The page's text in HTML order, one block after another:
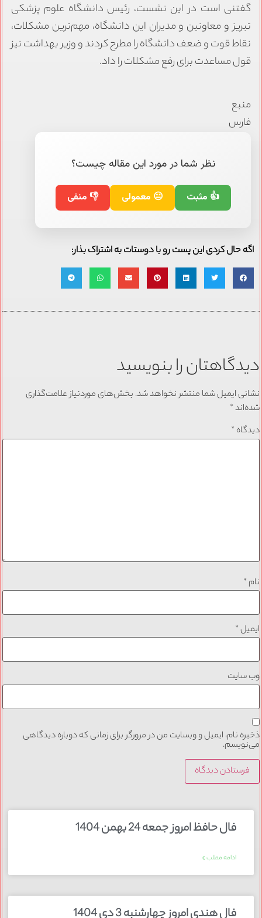
گفتنی است در این نشست، رئیس دانشگاه علوم پزشکی
تبریز و معاونین و مدیران این دانشگاه، مهم‌ترین مشکلات،
نقاط قوت و ضعف دانشگاه را مطرح کردند و وزیر بهداشت نیز
قول مساعدت برای رفع مشکلات را داد.
منبع
فارس
نظر شما در مورد این مقاله چیست؟
👍 مثبت 😐 معمولی 👎 منفی
اگه حال کردی این پست رو با دوستات به اشتراک بذار:
دیدگاهتان را بنویسید
نشانی ایمیل شما منتشر نخواهد شد. بخش‌های موردنیاز علامت‌گذاری
شده‌اند*
دیدگاه *
نام *
ایمیل*
وب‌ سایت
ذخیره نام، ایمیل و وبسایت من در مرورگر برای زمانی که دوباره دیدگاهی
می‌نویسم.
فال حافظ امروز جمعه 24 بهمن 1404
ادامه مطلب »